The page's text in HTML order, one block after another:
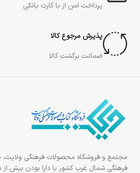
پرداخت امن از با کارت بانکی
پذیرش مرجوع کالا
ضمانت برگشت کالا
مجتمع و فروشگاه محصولات فرهنگی ولایت،
فرهنگی شمال غرب کشور با دارا بودن بیش از